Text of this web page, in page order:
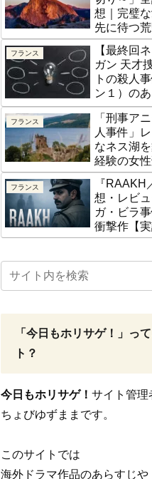
想｜完璧
先に待つ
レなし
フランス
【最終回
ガン 天才
トの殺人
ン１）の
る！最終
フランス
「刑事ア
人事件」
なネス湖
経験の女
の猟奇殺
し】
フランス
『RAAKH
想・レビ
ガ・ビラ
衝撃作【実
「今日もホリサゲ！」っ
ト？
今日もホリサゲ！ サイト管理
ちょびゆずままです。
このサイトでは
海外ドラマ作品のあらすじや